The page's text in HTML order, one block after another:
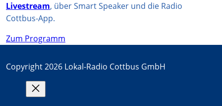
Livestream, über Smart Speaker und die Radio
Cottbus-App.
Zum Programm
Copyright 2026 Lokal-Radio Cottbus GmbH